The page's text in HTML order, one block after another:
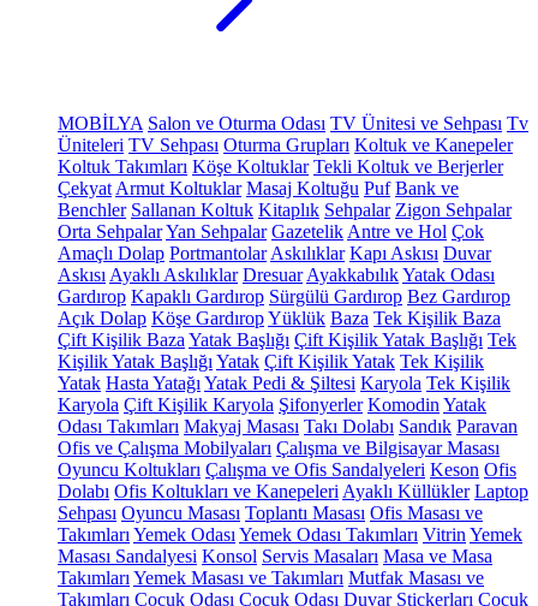
MOBİLYA Salon ve Oturma Odası TV Ünitesi ve Sehpası Tv
Üniteleri TV Sehpası Oturma Grupları Koltuk ve Kanepeler
Koltuk Takımları Köşe Koltuklar Tekli Koltuk ve Berjerler
Çekyat Armut Koltuklar Masaj Koltuğu Puf Bank ve
Benchler Sallanan Koltuk Kitaplık Sehpalar Zigon Sehpalar
Orta SehpalarYan Sehpalar Gazetelik Antre ve Hol Çok
Amaçlı Dolap Portmantolar Askılıklar Kapı Askısı Duvar
Askısı Ayaklı Askılıklar Dresuar AyakkabılıkYatak Odası
Gardırop Kapaklı Gardırop Sürgülü Gardırop Bez Gardırop
Açık Dolap Köşe GardıropYüklük Baza Tek Kişilik Baza
Çift Kişilik Baza Yatak Başlığı Çift Kişilik Yatak Başlığı Tek
Kişilik Yatak Başlığı Yatak Çift Kişilik Yatak Tek Kişilik
Yatak Hasta Yatağı Yatak Pedi & Şiltesi Karyola Tek Kişilik
Karyola Çift Kişilik Karyola Şifonyerler Komodin Yatak
Odası Takımları Makyaj Masası Takı Dolabı Sandık Paravan
Ofis ve Çalışma Mobilyaları Çalışma ve Bilgisayar Masası
Oyuncu Koltukları Çalışma ve Ofis Sandalyeleri Keson Ofis
Dolabı Ofis Koltukları ve Kanepeleri Ayaklı Küllükler Laptop
Sehpası Oyuncu Masası Toplantı Masası Ofis Masası ve
Takımları Yemek Odası Yemek Odası Takımları Vitrin Yemek
Masası Sandalyesi Konsol Servis Masaları Masa ve Masa
Takımları Yemek Masası ve Takımları Mutfak Masası ve
Takımları Çocuk Odası Çocuk Odası Duvar Stickerları Çocuk